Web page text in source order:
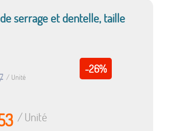
serrage et dentelle, taille
-26%
/ Unité
/ Unité